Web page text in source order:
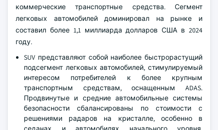
коммерческие транспортные средства. Сегмент
легковых автомобилей доминировал на рынке и
составил более 1,1 миллиарда долларов США в 2024
году.
SUV представляют собой наиболее быстрорастущий
подсегмент легковых автомобилей, стимулируемый
интересом потребителей к более крупным
транспортным средствам, оснащенным ADAS.
Продвинутые и средние автомобильные системы
безопасности сбалансированы по стоимости с
решениями радаров на кристалле, особенно в